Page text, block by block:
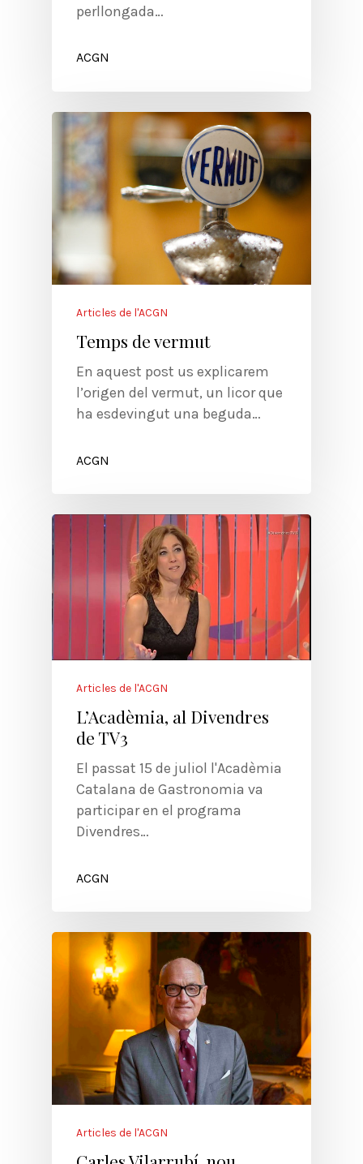
perllongada…
ACGN
Articles de l'ACGN
Temps de vermut
En aquest post us explicarem
l’origen del vermut, un licor que
ha esdevingut una beguda…
ACGN
Articles de l'ACGN
L’Acadèmia, al Divendres
de TV3
El passat 15 de juliol l'Acadèmia
Catalana de Gastronomia va
participar en el programa
Divendres…
ACGN
Articles de l'ACGN